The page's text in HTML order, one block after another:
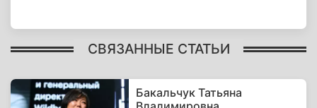
СВЯЗАННЫЕ СТАТЬИ
Бакальчук Татьяна